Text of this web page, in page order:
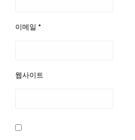
이메일 *
웹사이트